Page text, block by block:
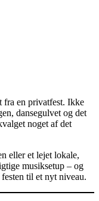
fra en privatfest. Ikke
dansegulvet og det
noget af det
eller et lejet lokale,
musiksetup – og
til et nyt niveau.